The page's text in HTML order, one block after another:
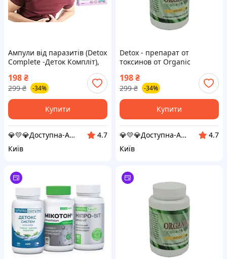
Ампули від паразитів (Detox
Complete -Деток Компліт),
детокс препарат від глистів
і паразитів
198₴
299 ₴ -34%
Купити
💎💛💎Доступна-Аптека 💎💛💎
4.7
Київ
Detox - препарат от
токсинов от Organic
198₴
299 ₴ -34%
Купити
💎💛💎Доступна-Аптека 💎💛💎
4.7
Київ